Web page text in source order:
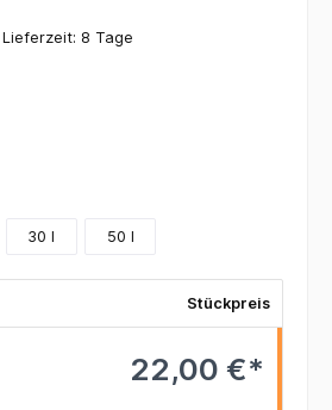
8 Tage
30 l 50 l
Stückpreis
22,00 €*